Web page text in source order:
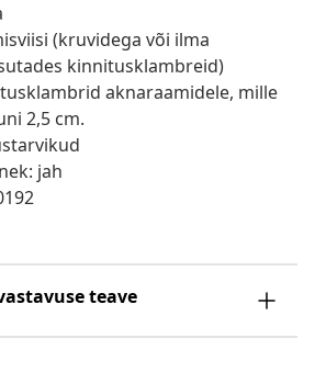
(kruvidega või ilma
kinnitusklambreid)
aknaraamidele, mille
2,5 cm.
jah
teave